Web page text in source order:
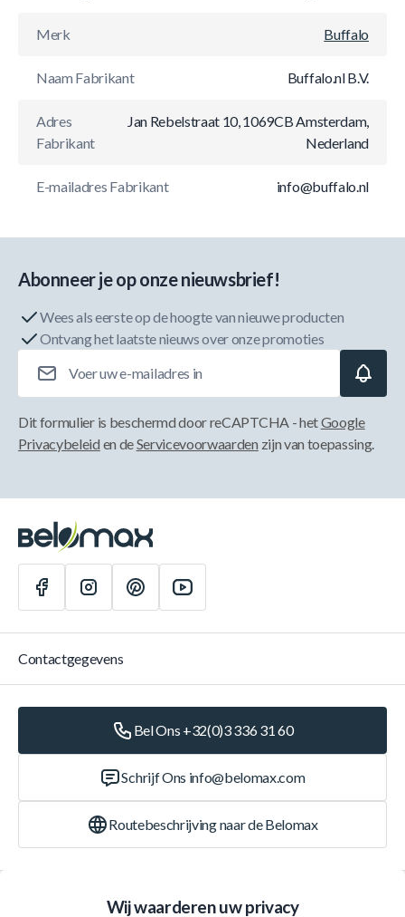
Merk Buffalo
Naam Fabrikant Buffalo.nl B.V.
Adres
Fabrikant
Jan Rebelstraat 10, 1069CB Amsterdam,
Nederland
E-mailadres Fabrikant info@buffalo.nl
Wij waarderen uw privacy
Abonneer je op onze nieuwsbrief!
Wees als eerste op de hoogte van nieuwe producten
Ontvang het laatste nieuws over onze promoties
Dit formulier is beschermd door reCAPTCHA - hetGoogle
Privacybeleid en deServicevoorwaarden zijn van toepassing.
Contactgegevens
Bel Ons +32(0)3 336 31 60
Schrijf Ons info@belomax.com
Routebeschrijving naar de Belomax